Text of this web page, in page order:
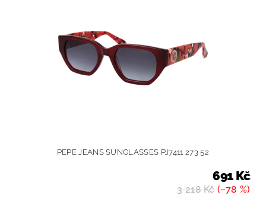
PEPE JEANS SUNGLASSES PJ7411 273 52
3 218 Kč(–78 %)
691 Kč